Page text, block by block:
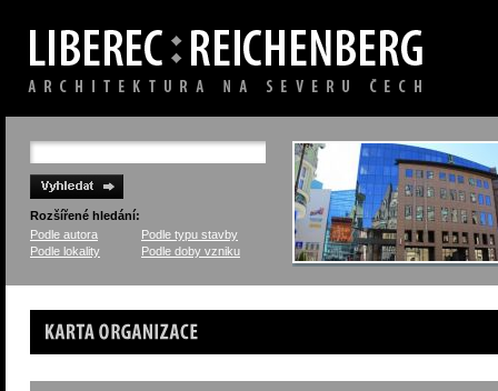
Rozšířené hledání:
Podle autora
Podle typu stavby
Podle lokality
Podle doby vzniku
Karta organizace